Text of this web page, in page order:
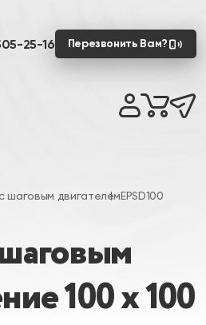
25-16 Перезвонить Вам?
шаговым двигателемEPSD100
100 х 100